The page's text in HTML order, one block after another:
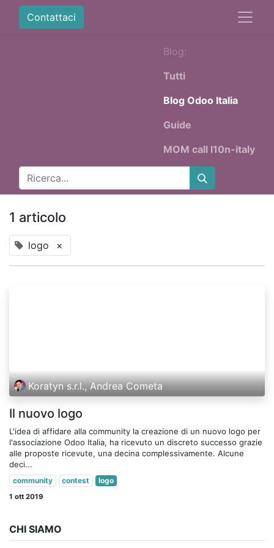
Contattaci
Blog:
Tutti
Blog Odoo Italia
Guide
MOM call l10n-italy
1 articolo
logo ×
Koratyn s.r.l., Andrea Cometa
Il nuovo logo
L'idea di affidare alla community la creazione di un nuovo logo per
l'associazione Odoo Italia, ha ricevuto un discreto successo grazie
alle proposte ricevute, una decina complessivamente. Alcune
deci...
community contest logo
1 ott 2019
CHI SIAMO